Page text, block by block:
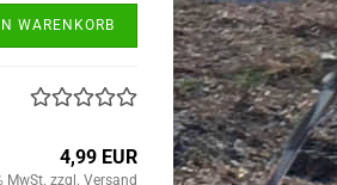
WARENKORB
4,99 EUR
MwSt. zzgl. Versand